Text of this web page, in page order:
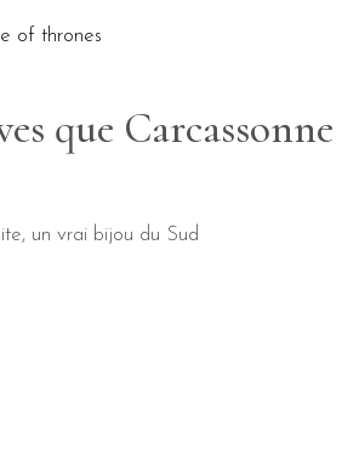
que
un vrai bijou du Sud